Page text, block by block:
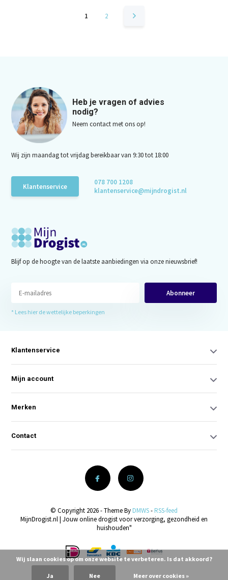
1 2
Heb je vragen of advies
nodig?
Neem contact met ons op!
Wij zijn maandag tot vrijdag bereikbaar van 9:30 tot 18:00
Klantenservice
078 700 1208
klantenservice@mijndrogist.nl
Blijf op de hoogte van de laatste aanbiedingen via onze nieuwsbrief!
Abonneer
* Lees hier de wettelijke beperkingen
Klantenservice
Mijn account
Merken
Contact
© Copyright 2026 - Theme By DMWS- RSS-feed
MijnDrogist.nl | Jouw online drogist voor verzorging, gezondheid en
huishouden"
Wij slaan cookies op om onze website te verbeteren. Is dat akkoord?
Ja Nee Meer over cookies »